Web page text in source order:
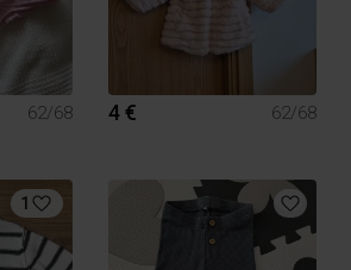
62/68
4 € 62/68
1